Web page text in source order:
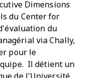
Dimensions
du Center for
du
via Chally,
pour le
Il détient un
de l’Université